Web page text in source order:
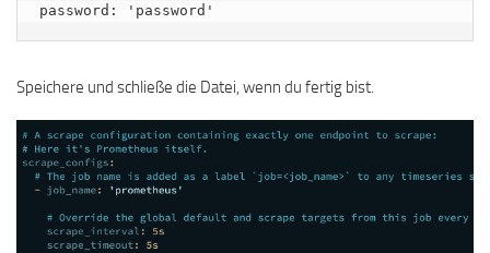
password: 'password'
Speichere und schließe die Datei, wenn du fertig bist.